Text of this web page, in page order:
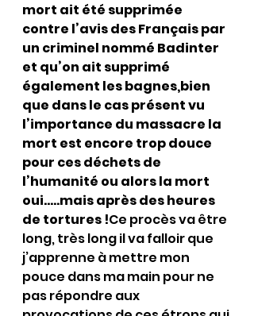
mort ait été supprimée
contre l’avis des Français par
un criminel nommé Badinter
et qu’on ait supprimé
également les bagnes,bien
que dans le cas présent vu
l’importance du massacre la
mort est encore trop douce
pour ces déchets de
l’humanité ou alors la mort
oui…..mais après des heures
de tortures !Ce procès va être
long, très long il va falloir que
j’apprenne à mettre mon
pouce dans ma main pour ne
pas répondre aux